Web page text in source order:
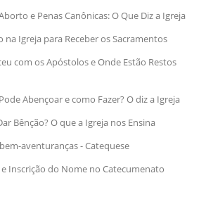
e Penas Canônicas: O Que Diz a Igreja
na Igreja para Receber os Sacramentos
com os Apóstolos e Onde Estão Restos
Abençoar e como Fazer? O diz a Igreja
Bênção? O que a Igreja nos Ensina
aventuranças - Catequese
Inscrição do Nome no Catecumenato